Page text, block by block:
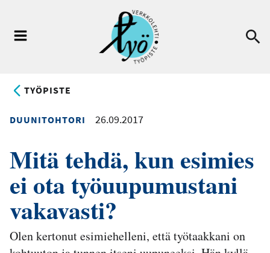
pääsisältöön
TYÖPISTE
DUUNITOHTORI 26.09.2017
Mitä tehdä, kun esimies
ei ota työuupumustani
vakavasti?
Olen kertonut esimiehelleni, että työtaakkani on